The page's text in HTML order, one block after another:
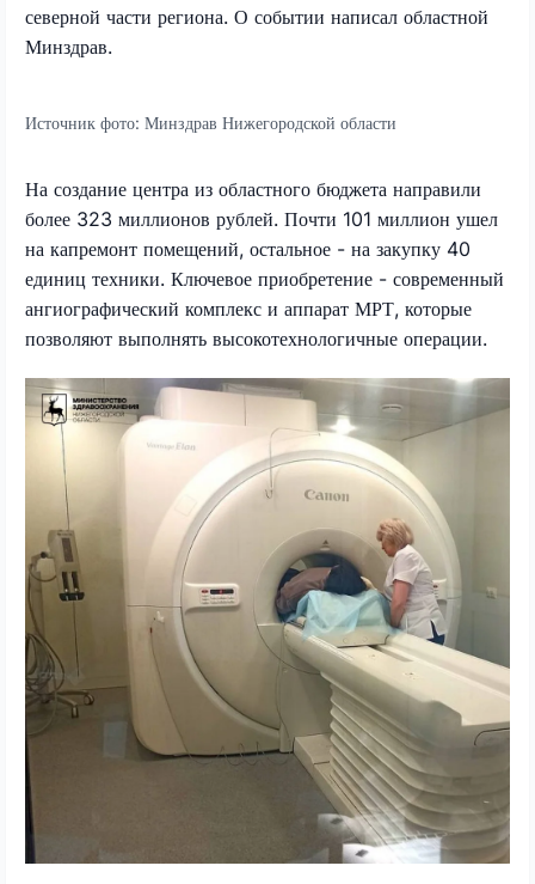
северной части региона. О событии написал областной
Минздрав.
Источник фото: Минздрав Нижегородской области
На создание центра из областного бюджета направили
более 323 миллионов рублей. Почти 101 миллион ушел
на капремонт помещений, остальное - на закупку 40
единиц техники. Ключевое приобретение - современный
ангиографический комплекс и аппарат МРТ, которые
позволяют выполнять высокотехнологичные операции.